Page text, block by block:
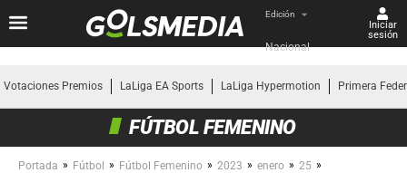
Edición
Nacional
Iniciar
sesión
Votaciones Premios LaLiga EA Sports LaLiga Hypermotion Primera
FÚTBOL FEMENINO
Portada » Fútbol » Fútbol Femenino » 2023 » enero » 25 »